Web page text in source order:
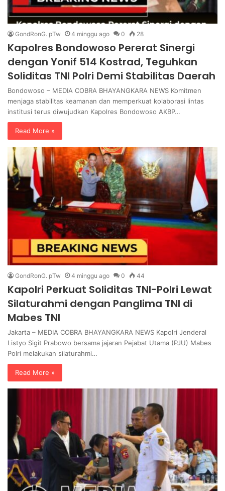
GondRonG. pTw 4 minggu ago 0 28
Kapolres Bondowoso Pererat Sinergi
dengan Yonif 514 Kostrad, Teguhkan
Soliditas TNI Polri Demi Stabilitas Daerah
Bondowoso – MEDIA COBRA BHAYANGKARA NEWS Komitmen
menjaga stabilitas keamanan dan memperkuat kolaborasi lintas
institusi terus diwujudkan Kapolres Bondowoso AKBP…
Read More »
GondRonG. pTw 4 minggu ago 0 44
Kapolri Perkuat Soliditas TNI-Polri Lewat
Silaturahmi dengan Panglima TNI di
Mabes TNI
Jakarta – MEDIA COBRA BHAYANGKARA NEWS Kapolri Jenderal
Listyo Sigit Prabowo bersama jajaran Pejabat Utama (PJU) Mabes
Polri melakukan silaturahmi…
Read More »